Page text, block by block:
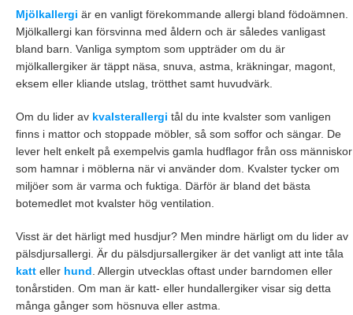
Mjölkallergi är en vanligt förekommande allergi bland födoämnen.
Mjölkallergi kan försvinna med åldern och är således vanligast
bland barn. Vanliga symptom som uppträder om du är
mjölkallergiker är täppt näsa, snuva, astma, kräkningar, magont,
eksem eller kliande utslag, trötthet samt huvudvärk.
Om du lider av kvalsterallergi tål du inte kvalster som vanligen
finns i mattor och stoppade möbler, så som soffor och sängar. De
lever helt enkelt på exempelvis gamla hudflagor från oss människor
som hamnar i möblerna när vi använder dom. Kvalster tycker om
miljöer som är varma och fuktiga. Därför är bland det bästa
botemedlet mot kvalster hög ventilation.
Visst är det härligt med husdjur? Men mindre härligt om du lider av
pälsdjursallergi. Är du pälsdjursallergiker är det vanligt att inte tåla
katt eller hund . Allergin utvecklas oftast under barndomen eller
tonårstiden. Om man är katt- eller hundallergiker visar sig detta
många gånger som hösnuva eller astma.